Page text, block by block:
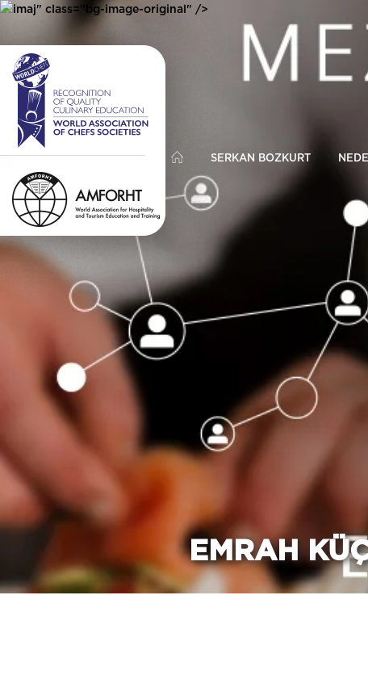
SERKAN BOZKURT
imaj" class="bg-image-original" />
EMRAH